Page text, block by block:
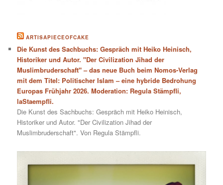
ARTISAPIECEOFCAKE
Die Kunst des Sachbuchs: Gespräch mit Heiko Heinisch,
Historiker und Autor. "Der Civilization Jihad der
Muslimbruderschaft" – das neue Buch beim Nomos-Verlag
mit dem Titel: Politischer Islam – eine hybride Bedrohung
Europas Frühjahr 2026. Moderation: Regula Stämpfli,
laStaempfli.
Die Kunst des Sachbuchs: Gespräch mit Heiko Heinisch,
Historiker und Autor. "Der Civilization Jihad der
Muslimbruderschaft". Von Regula Stämpfli.